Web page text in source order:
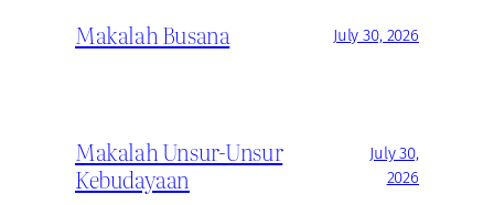
Makalah Busana July 30, 2026
Makalah Unsur-Unsur
Kebudayaan
July 30,
2026